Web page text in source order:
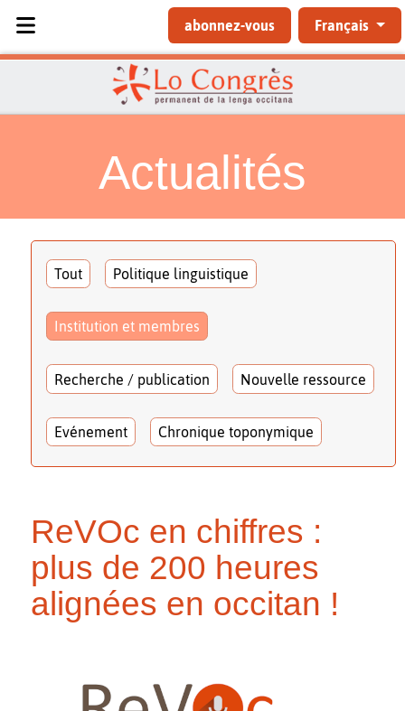
abonnez-vous Français
Actualités
Tout Politique linguistique
Institution et membres
Recherche / publication Nouvelle ressource
Evénement Chronique toponymique
ReVOc en chiffres :
plus de 200 heures
alignées en occitan !